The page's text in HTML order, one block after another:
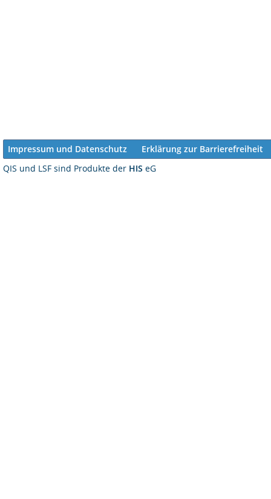
Impressum und Datenschutz
Erklärung zur Barrierefreiheit
QIS und LSF sind Produkte der HIS eG